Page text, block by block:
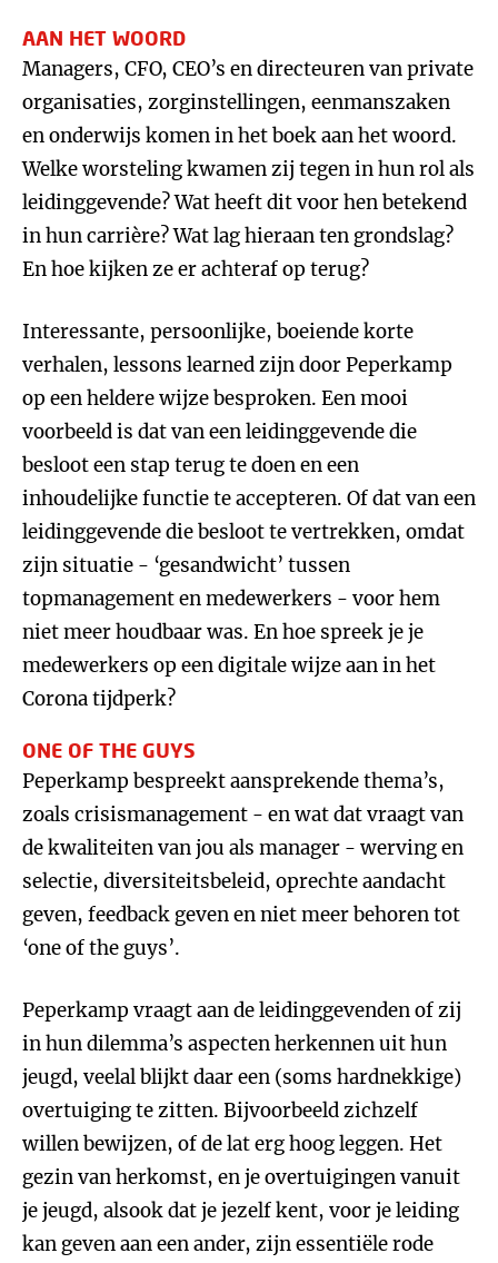
AAN HET WOORD
Managers, CFO, CEO’s en directeuren van private
organisaties, zorginstellingen, eenmanszaken
en onderwijs komen in het boek aan het woord.
Welke worsteling kwamen zij tegen in hun rol als
leidinggevende? Wat heeft dit voor hen betekend
in hun carrière? Wat lag hieraan ten grondslag?
En hoe kijken ze er achteraf op terug?
Interessante, persoonlijke, boeiende korte
verhalen, lessons learned zijn door Peperkamp
op een heldere wijze besproken. Een mooi
voorbeeld is dat van een leidinggevende die
besloot een stap terug te doen en een
inhoudelijke functie te accepteren. Of dat van een
leidinggevende die besloot te vertrekken, omdat
zijn situatie - ‘gesandwicht’ tussen
topmanagement en medewerkers - voor hem
niet meer houdbaar was. En hoe spreek je je
medewerkers op een digitale wijze aan in het
Corona tijdperk?
ONE OF THE GUYS
Peperkamp bespreekt aansprekende thema’s,
zoals crisismanagement - en wat dat vraagt van
de kwaliteiten van jou als manager - werving en
selectie, diversiteitsbeleid, oprechte aandacht
geven, feedback geven en niet meer behoren tot
‘one of the guys’.
Peperkamp vraagt aan de leidinggevenden of zij
in hun dilemma’s aspecten herkennen uit hun
jeugd, veelal blijkt daar een (soms hardnekkige)
overtuiging te zitten. Bijvoorbeeld zichzelf
willen bewijzen, of de lat erg hoog leggen. Het
gezin van herkomst, en je overtuigingen vanuit
je jeugd, alsook dat je jezelf kent, voor je leiding
kan geven aan een ander, zijn essentiële rode